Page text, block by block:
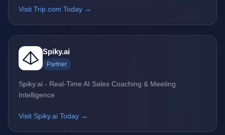
Visit Trip.com Today →
Spiky.ai
Partner
Spiky.ai - Real-Time AI Sales Coaching & Meeting
Intelligence
Visit Spiky.ai Today →